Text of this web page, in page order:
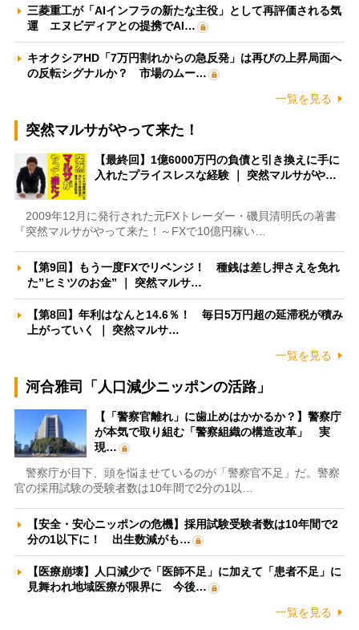
三菱重工が「AIインフラの新たな主役」として再評価される気
運 エヌビディアとの提携でAI…
キオクシアHD「7万円割れからの急反発」は再びの上昇局面へ
の反転シグナルか？ 市場のムー…
一覧を見る
突然マルサがやって来た！
【最終回】1億6000万円の負債と引き換えに手に
入れたプライスレスな経験 ｜ 突然マルサがや…
2009年12月に発行された元FXトレーダー・磯貝清明氏の著書
『突然マルサがやって来た！～FXで10億円稼い…
【第9回】もう一度FXでリベンジ！ 種銭は差し押さえを免れ
た”ヒミツのお金” ｜ 突然マルサ…
【第8回】年利はなんと14.6％！ 毎日5万円超の延滞税が積み
上がっていく ｜ 突然マルサ…
一覧を見る
河合雅司「人口減少ニッポンの活路」
【「警察官離れ」に歯止めはかかるか？】警察庁
が本気で取り組む「警察組織の構造改革」 実
現…
警察庁が目下、頭を悩ませているのが「警察官不足」だ。警察
官の採用試験の受験者数は10年間で2分の1以…
【安全・安心ニッポンの危機】採用試験受験者数は10年間で2
分の1以下に！ 出生数減がも…
【医療崩壊】人口減少で「医師不足」に加えて「患者不足」に
見舞われ地域医療が限界に 今後…
一覧を見る